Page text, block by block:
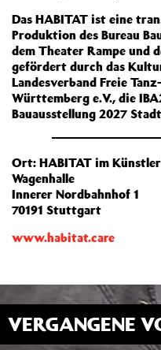
Das HABITAT ist eine
Produktion des Bureau
dem Theater Rampe und
gefördert durch das
Landesverband Freie
Württemberg e.V., die
Bauausstellung 2027
Ort: HABITAT im
Wagenhalle
Innerer Nordbahnhof 1
70191 Stuttgart
www.habitat.care
VERGANGENE